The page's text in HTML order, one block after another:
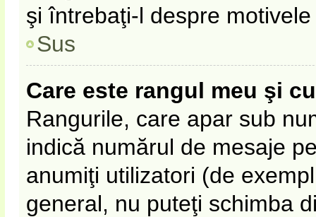
şi întrebaţi-l despre
Sus
Care este rangul meu şi
Rangurile, care apar sub
indică numărul de mesaje
anumiţi utilizatori (de
general, nu puteţi schimba